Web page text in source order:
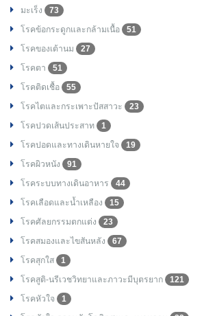
มะเร็ง
73
โรคข้อกระดูกและกล้ามเนื้อ
51
โรคของเต้านม
27
โรคตา
51
โรคติดเชื้อ
55
โรคไตและกระเพาะปัสสาวะ
23
โรคปวดเส้นประสาท
1
โรคปอดและทางเดินหายใจ
19
โรคผิวหนัง
91
โรคระบบทางเดินอาหาร
44
โรคเลือดและน้ำเหลือง
15
โรคศัลยกรรมตกแต่ง
23
โรคสมองและไขสันหลัง
67
โรคสุกใส
1
โรคสูติ-นรีเวชวิทยาและภาวะมีบุตรยาก
121
โรคหัวใจ
1